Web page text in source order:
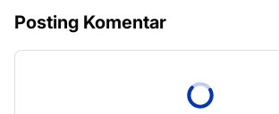
Posting Komentar